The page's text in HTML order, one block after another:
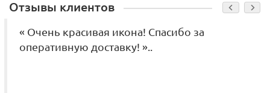
Отзывы клиентов
« Очень красивая икона! Спасибо за
оперативную доставку! »..